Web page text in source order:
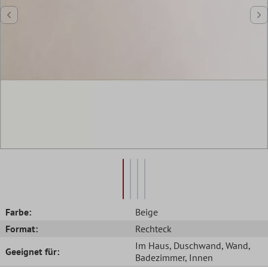
Farbe:
Beige
Format:
Rechteck
Geeignet für:
Im Haus, Duschwand, Wand,
Badezimmer, Innen